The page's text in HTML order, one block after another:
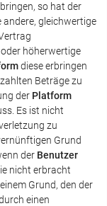
so hat der
andere, gleichwertige
höherwertige
diese erbringen
Beträge zu
der Platform
Es ist nicht
zu
Grund
der Benutzer
nicht erbracht
Grund, den der
einen